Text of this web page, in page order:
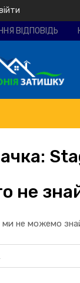
ВІДПОВІДЬ
не
ми не можемо